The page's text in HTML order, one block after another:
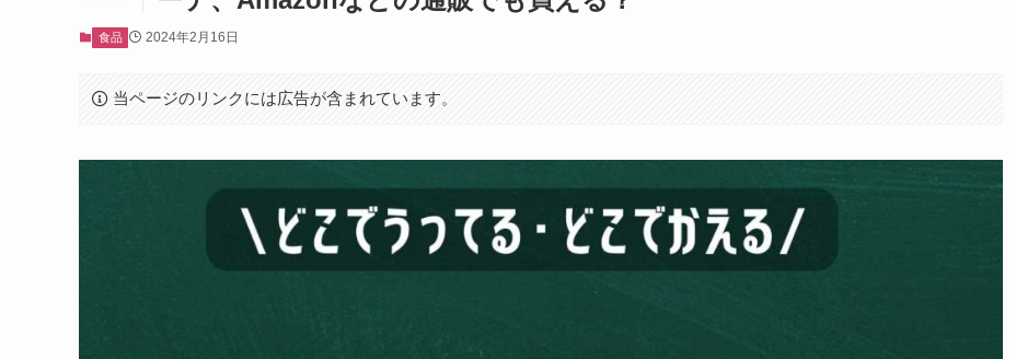
食品 2024年2月16日
当ページのリンクには広告が含まれています。